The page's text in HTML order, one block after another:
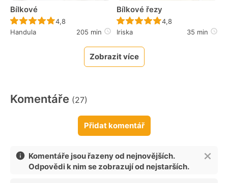
Bílkové
Recept ještě nebyl hodnocen
4,8
Handula
205 min
Bílkové řezy
Recept ještě nebyl
4,8
Iriska
35 min
Zobrazit více
Komentáře (27)
Přidat komentář
Komentáře jsou řazeny od nejnovějších.
Odpovědi k nim se zobrazují od nejstarších.